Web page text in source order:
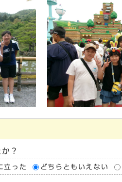
？
立った どちらともいえない